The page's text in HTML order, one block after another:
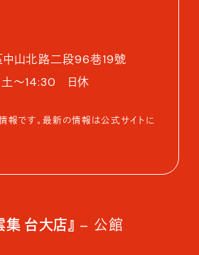
山北路二段96巷19號
土～14:30 日休
です。最新の情報は公式サイトに
集 台大店』 – 公館